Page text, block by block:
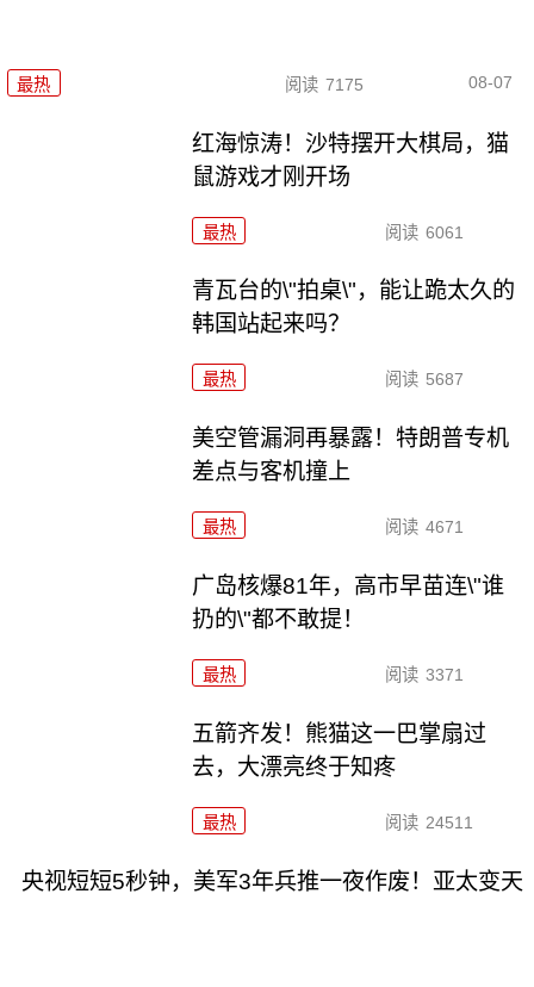
最热 阅读 7175 08-07
红海惊涛！沙特摆开大棋局，猫
鼠游戏才刚开场
最热 阅读 6061
青瓦台的\"拍桌\"，能让跪太久的
韩国站起来吗？
最热 阅读 5687
美空管漏洞再暴露！特朗普专机
差点与客机撞上
最热 阅读 4671
广岛核爆81年，高市早苗连\"谁
扔的\"都不敢提！
最热 阅读 3371
五箭齐发！熊猫这一巴掌扇过
去，大漂亮终于知疼
最热 阅读 24511
央视短短5秒钟，美军3年兵推一夜作废！亚太变天